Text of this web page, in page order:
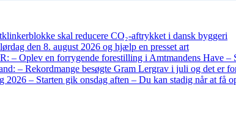
skal reducere CO₂-aftrykket i dansk byggeri
den 8. august 2026 og hjælp en presset art
– Oplev en forrygende forestilling i Amtmandens Have –
– Rekordmange besøgte Gram Lergrav i juli og det er
– Starten gik onsdag aften – Du kan stadig når at få